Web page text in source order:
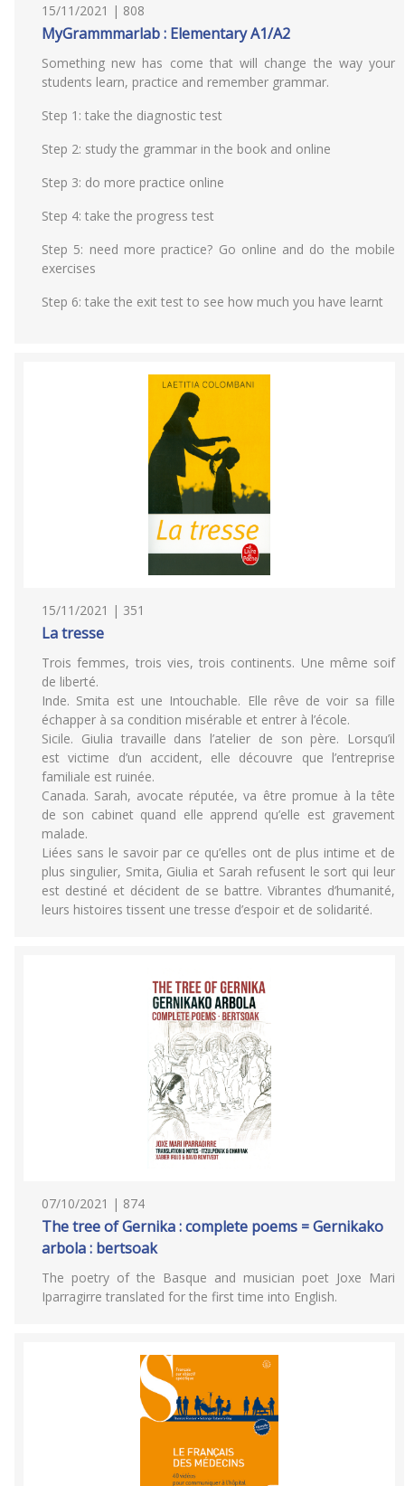
15/11/2021 | 808
MyGrammmarlab : Elementary A1/A2
Something new has come that will change the way your
students learn, practice and remember grammar.
Step 1: take the diagnostic test
Step 2: study the grammar in the book and online
Step 3: do more practice online
Step 4: take the progress test
Step 5: need more practice? Go online and do the mobile
exercises
Step 6: take the exit test to see how much you have learnt
15/11/2021 | 351
La tresse
Trois femmes, trois vies, trois continents. Une même soif
de liberté.
Inde. Smita est une Intouchable. Elle rêve de voir sa fille
échapper à sa condition misérable et entrer à l’école.
Sicile. Giulia travaille dans l’atelier de son père. Lorsqu’il
est victime d’un accident, elle découvre que l’entreprise
familiale est ruinée.
Canada. Sarah, avocate réputée, va être promue à la tête
de son cabinet quand elle apprend qu’elle est gravement
malade.
Liées sans le savoir par ce qu’elles ont de plus intime et de
plus singulier, Smita, Giulia et Sarah refusent le sort qui leur
est destiné et décident de se battre. Vibrantes d’humanité,
leurs histoires tissent une tresse d’espoir et de solidarité.
07/10/2021 | 874
The tree of Gernika : complete poems = Gernikako
arbola : bertsoak
The poetry of the Basque and musician poet Joxe Mari
Iparragirre translated for the first time into English.